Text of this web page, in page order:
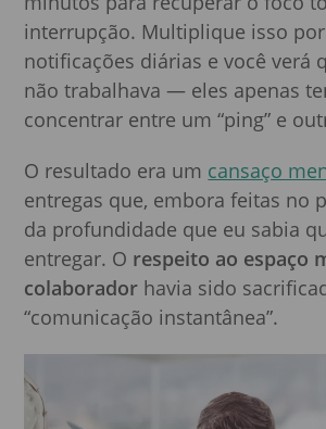
interrupção. Multiplique isso
notificações diárias e você verá
não trabalhava — eles apenas
concentrar entre um “ping” e
O resultado era um cansaço
entregas que, embora feitas no
da profundidade que eu sabia
entregar. O respeito ao espaço
colaborador havia sido
“comunicação instantânea”.